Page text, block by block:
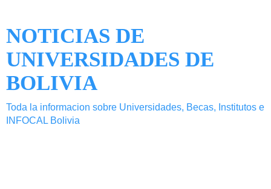
NOTICIAS DE
UNIVERSIDADES DE
BOLIVIA
Toda la informacion sobre Universidades, Becas, Institutos e
INFOCAL Bolivia